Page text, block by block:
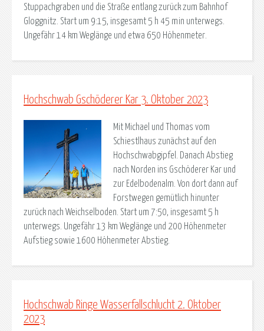
Stuppachgraben und die Straße entlang zurück zum Bahnhof
Gloggnitz. Start um 9:15, insgesamt 5 h 45 min unterwegs.
Ungefähr 14 km Weglänge und etwa 650 Höhenmeter.
Hochschwab Gschöderer Kar 3. Oktober 2023
Mit Michael und Thomas vom
Schiestlhaus zunächst auf den
Hochschwabgipfel. Danach Abstieg
nach Norden ins Gschöderer Kar und
zur Edelbodenalm. Von dort dann auf
Forstwegen gemütlich hinunter
zurück nach Weichselboden. Start um 7:50, insgesamt 5 h
unterwegs. Ungefähr 13 km Weglänge und 200 Höhenmeter
Aufstieg sowie 1600 Höhenmeter Abstieg.
Hochschwab Ringe Wasserfallschlucht 2. Oktober
2023